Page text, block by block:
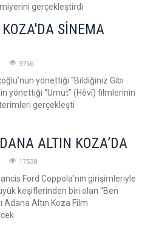
gerçekleştirdi
SİNEMA
9766
yönettiği “Bildiğiniz Gibi
yönettiği “Umut” (Hêvî) filmlerinin
gerçekleşti
ALTIN KOZA’DA
17538
Ford Coppola’nın girişimleriyle
keşiflerinden biri olan “Ben
Adana Altın Koza Film